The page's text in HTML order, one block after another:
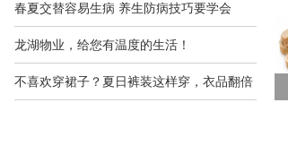
春夏交替容易生病 养生防病技巧要学会
龙湖物业，给您有温度的生活！
不喜欢穿裙子？夏日裤装这样穿，衣品翻倍